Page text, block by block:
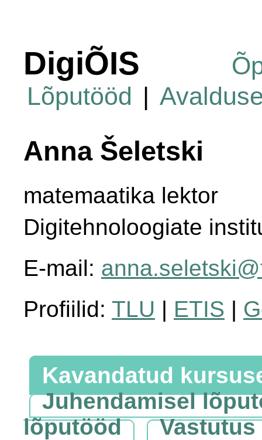
DigiÕIS
Lõputööd |
Anna Šeletski
matemaatika lektor
Digitehnoloogiate
E-mail:
Profiilid: TLU | ETIS |
Kavandatud
Juhendamisel
lõputööd
Vastutus